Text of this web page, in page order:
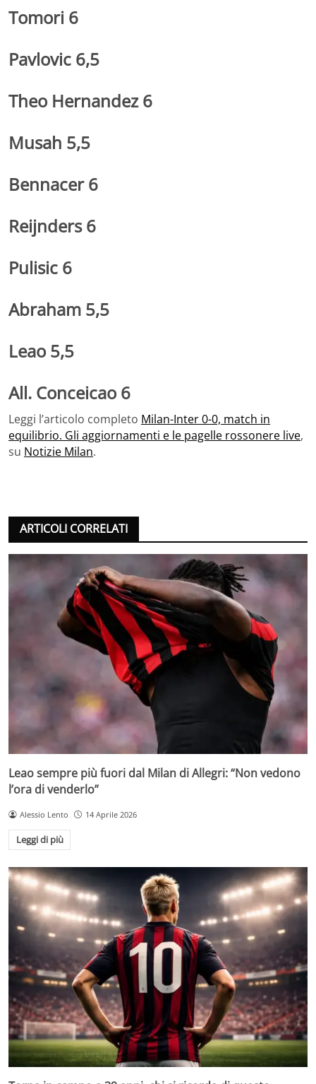
Tomori 6
Pavlovic 6,5
Theo Hernandez 6
Musah 5,5
Bennacer 6
Reijnders 6
Pulisic 6
Abraham 5,5
Leao 5,5
All. Conceicao 6
Leggi l’articolo completo Milan-Inter 0-0, match in
equilibrio. Gli aggiornamenti e le pagelle rossonere live,
su Notizie Milan.
ARTICOLI CORRELATI
Leao sempre più fuori dal Milan di Allegri: “Non vedono
l’ora di venderlo”
Alessio Lento 14 Aprile 2026
Leggi di più